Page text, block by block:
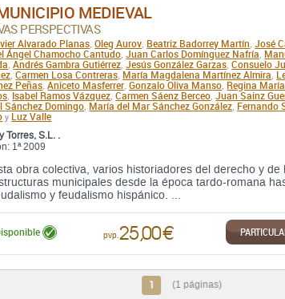
MEDIEVAL
PERSPECTIVAS
Alvarado Planas ,Oleg Aurov Beatriz Badorrey Martín José
Ángel Chamocho Cantudo Juan Carlos Domínguez Nafría
Andrés Gambra Gutiérrez Jesús González Garzas ,Consuelo
,Carmen Losa Contreras María Magdalena Martínez Almira
Peñas Aniceto Masferrer ,Gonzalo Oliva Manso Regina
Isabel Ramos Vázquez ,Carmen Sáenz Berceo Juan Sainz
Sánchez Domingo María del Mar Sánchez González Fernando
y Luz Valle
Torres, S.L. .
1ª 2009
obra colectiva, varios historiadores del derecho y
municipales desde la época tardo-romana
y feudalismo hispánico. ...
pvp. 25,00 €
1 (1 páginas)